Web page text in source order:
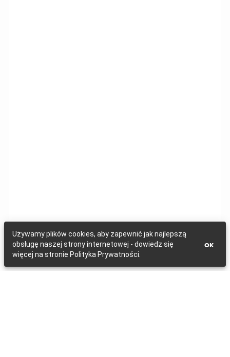
Używamy plików cookies, aby zapewnić jak najlepszą
obsługę naszej strony internetowej - dowiedz się
więcej na stronie Polityka Prywatności.
OK